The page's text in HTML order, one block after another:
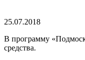
25.07.2018
В программу
средства.